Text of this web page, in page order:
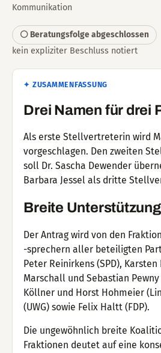
Kommunikation
⚪ Beratungsfolge abgeschlossen
kein expliziter Beschluss notiert
✦ ZUSAMMENFASSUNG
Drei Namen für drei
Als erste Stellvertreterin wird
vorgeschlagen. Den zweiten
soll Dr. Sascha Dewender
Barbara Jessel als dritte
Breite
Der Antrag wird von den
-sprechern aller beteiligten
Peter Reinirkens (SPD), Karsten
Marschall und Sebastian Pewny
Köllner und Horst Hohmeier
(UWG) sowie Felix Haltt (FDP).
Die ungewöhnlich breite
Fraktionen deutet auf eine